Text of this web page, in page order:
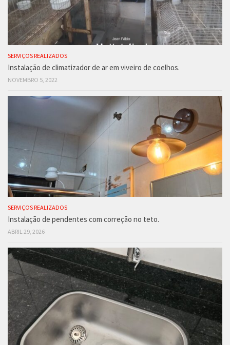
SERVIÇOS REALIZADOS
Instalação de climatizador de ar em viveiro de coelhos.
NOVEMBRO 5, 2022
SERVIÇOS REALIZADOS
Instalação de pendentes com correção no teto.
ABRIL 29, 2026